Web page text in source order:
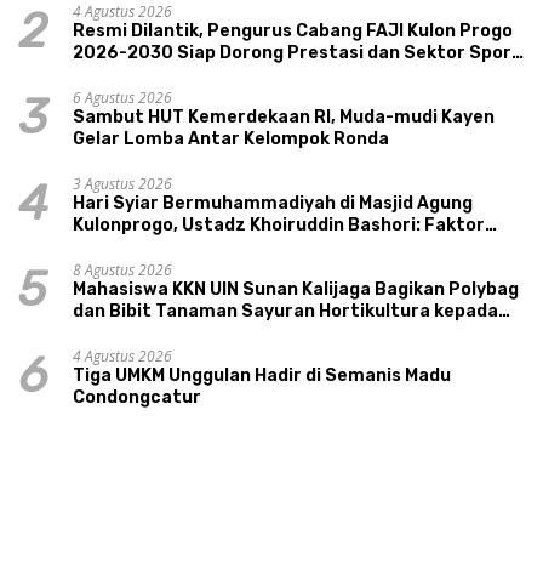
2
4 Agustus 2026
Resmi Dilantik, Pengurus Cabang FAJI Kulon Progo
2026-2030 Siap Dorong Prestasi dan Sektor Sport
3
6 Agustus 2026
Sambut HUT Kemerdekaan RI, Muda-mudi Kayen
Gelar Lomba Antar Kelompok Ronda
4
3 Agustus 2026
Hari Syiar Bermuhammadiyah di Masjid Agung
Kulonprogo, Ustadz Khoiruddin Bashori: Faktor
5
8 Agustus 2026
Mahasiswa KKN UIN Sunan Kalijaga Bagikan Polybag
dan Bibit Tanaman Sayuran Hortikultura kepada
6
4 Agustus 2026
Tiga UMKM Unggulan Hadir di Semanis Madu
Condongcatur